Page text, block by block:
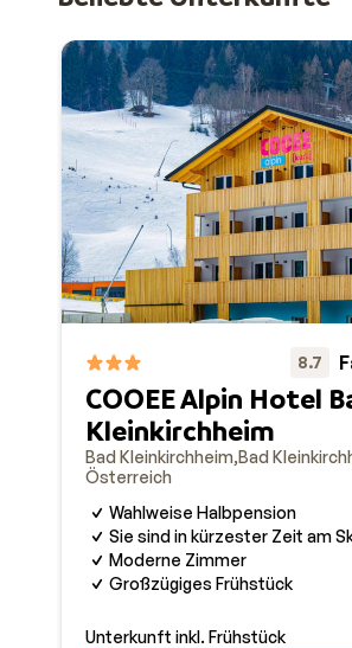
8.7
COOEE Alpin Hotel
Kleinkirchheim
Bad Kleinkirchheim Bad
Österreich
Wahlweise Halbpension
Sie sind in kürzester Zeit am
Moderne Zimmer
Großzügiges Frühstück
Unterkunft inkl. Frühstück